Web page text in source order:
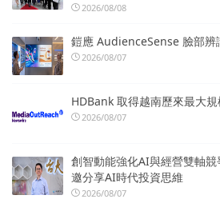
2026/08/08
鎧應 AudienceSense 臉部辨
2026/08/07
HDBank 取得越南歷來最大
2026/08/07
創智動能強化AI與經營雙軸
邀分享AI時代投資思維
2026/08/07